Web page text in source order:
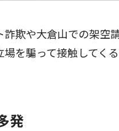
欺や大倉山での架空
を騙って接触してく
発